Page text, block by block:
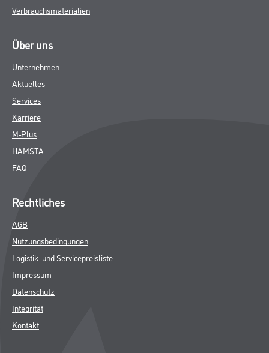
Verbrauchsmaterialien
Über uns
Unternehmen
Aktuelles
Services
Karriere
M-Plus
HAMSTA
FAQ
Rechtliches
AGB
Nutzungsbedingungen
Logistik- und Servicepreisliste
Impressum
Datenschutz
Integrität
Kontakt